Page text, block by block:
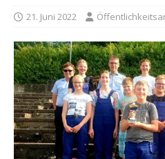
21. Juni 2022